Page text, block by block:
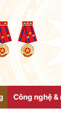
Công nghệ